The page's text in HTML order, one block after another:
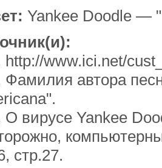
Yankee Doodle —
www.ici.net/
автора
вирусе Yankee
стр.27.